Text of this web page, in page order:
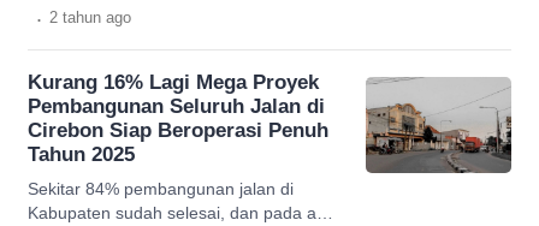
. 2 tahun ago
Kurang 16% Lagi Mega Proyek
Pembangunan Seluruh Jalan di
Cirebon Siap Beroperasi Penuh
Tahun 2025
Sekitar 84% pembangunan jalan di
Kabupaten sudah selesai, dan pada awal